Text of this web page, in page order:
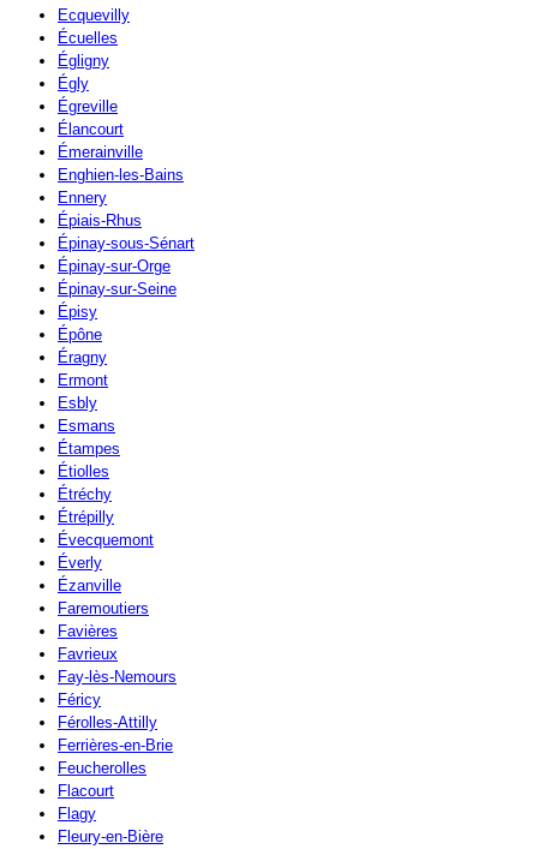
Ecquevilly
Écuelles
Égligny
Égly
Égreville
Élancourt
Émerainville
Enghien-les-Bains
Ennery
Épiais-Rhus
Épinay-sous-Sénart
Épinay-sur-Orge
Épinay-sur-Seine
Épisy
Épône
Éragny
Ermont
Esbly
Esmans
Étampes
Étiolles
Étréchy
Étrépilly
Évecquemont
Éverly
Ézanville
Faremoutiers
Favières
Favrieux
Fay-lès-Nemours
Féricy
Férolles-Attilly
Ferrières-en-Brie
Feucherolles
Flacourt
Flagy
Fleury-en-Bière